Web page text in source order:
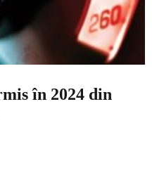
în 2024 din